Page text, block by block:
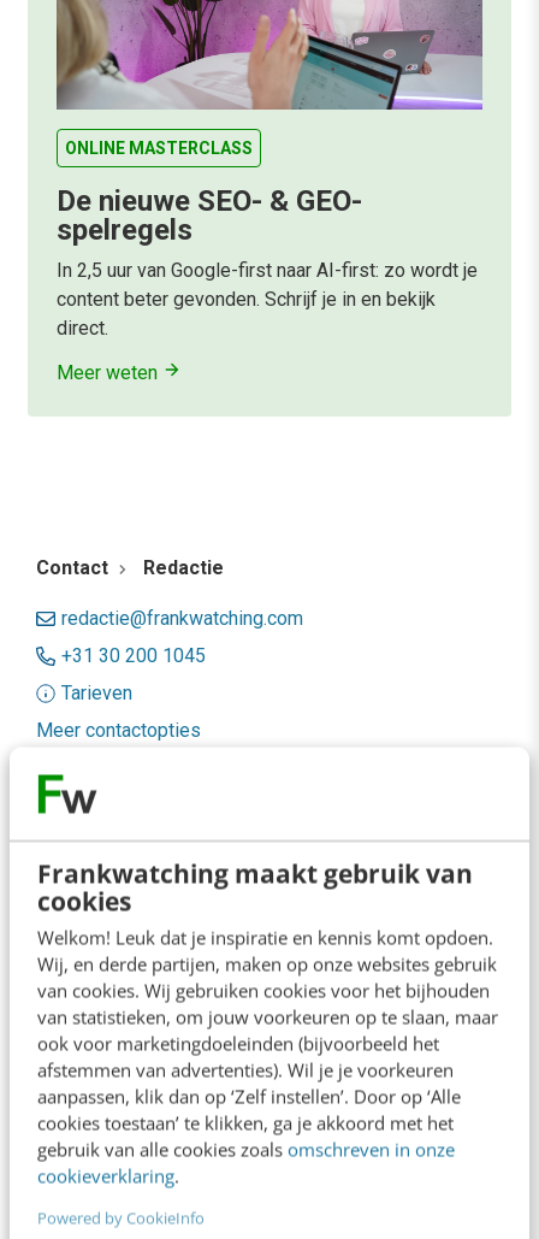
Frankwatching maakt gebruik van
cookies
Welkom! Leuk dat je inspiratie en kennis komt opdoen.
Wij, en derde partijen, maken op onze websites gebruik
van cookies. Wij gebruiken cookies voor het bijhouden
van statistieken, om jouw voorkeuren op te slaan, maar
ook voor marketingdoeleinden (bijvoorbeeld het
afstemmen van advertenties). Wil je je voorkeuren
aanpassen, klik dan op ‘Zelf instellen’. Door op ‘Alle
cookies toestaan’ te klikken, ga je akkoord met het
gebruik van alle cookies zoals omschreven in onze
cookieverklaring.
Powered by CookieInfo
ONLINE MASTERCLASS
De nieuwe SEO- & GEO-
spelregels
In 2,5 uur van Google-first naar AI-first: zo wordt je
content beter gevonden. Schrijf je in en bekijk
direct.
Meer weten
Contact Redactie
redactie@frankwatching.com
+31 30 200 1045
Tarieven
Meer contactopties
Frankwatching
Adverteren
Contact
Nieuwsbrieven
Over ons
Ons team
Werken bij
Whitepapers